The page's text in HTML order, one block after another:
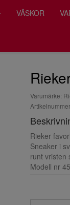
VÄSKOR
Varumärke:
Rieker
Sneaker i
runt vristen
Modell nr